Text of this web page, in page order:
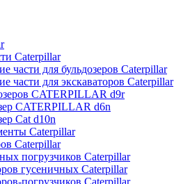
Caterpillar
части для бульдозеров Caterpillar
части для экскаваторов Caterpillar
CATERPILLAR d9r
CATERPILLAR d6n
Сat d10n
Caterpillar
Caterpillar
погрузчиков Caterpillar
гусеничных Caterpillar
погрузчиков Caterpillar